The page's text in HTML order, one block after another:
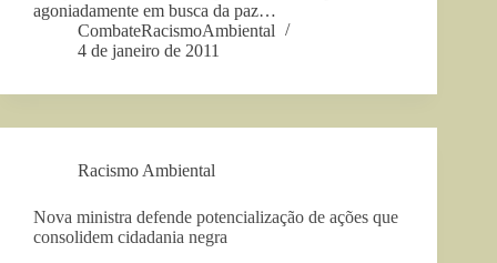
agoniadamente em busca da paz…
CombateRacismoAmbiental
4 de janeiro de 2011
Racismo Ambiental
Nova ministra defende potencialização de ações que
consolidem cidadania negra